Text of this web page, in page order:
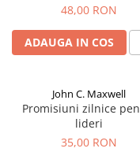
48,00 RON
ADAUGA IN COS
John C. Maxwell
Promisiuni zilnice
lideri
35,00 RON